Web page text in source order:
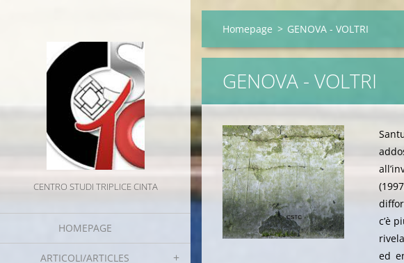
CENTRO STUDI TRIPLICE CINTA
HOMEPAGE
ARTICOLI/ARTICLES
Homepage > GENOVA - VOLTRI
GENOVA - VOLTRI
c’è
ed